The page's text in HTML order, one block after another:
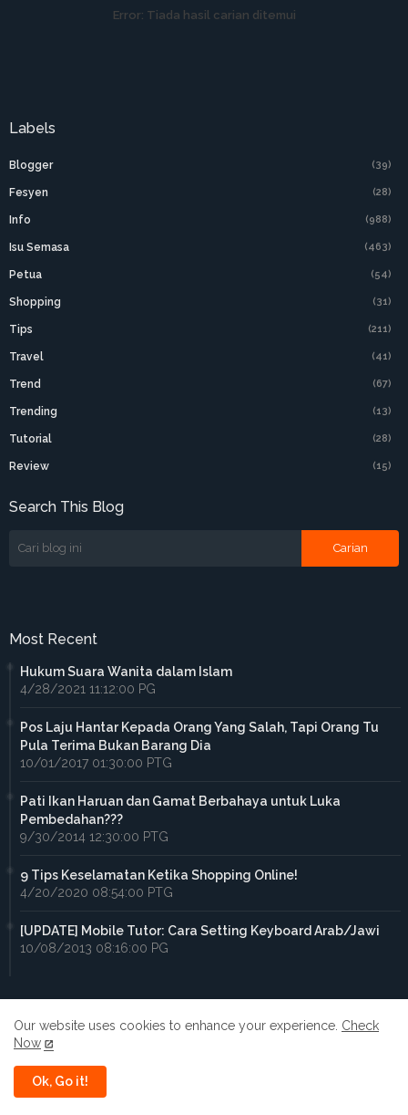
Error: Tiada hasil carian ditemui
Labels
Blogger (39)
Fesyen (28)
Info (988)
Isu Semasa (463)
Petua (54)
Shopping (31)
Tips (211)
Travel (41)
Trend (67)
Trending (13)
Tutorial (28)
Review (15)
Search This Blog
Most Recent
Hukum Suara Wanita dalam Islam
4/28/2021 11:12:00 PG
Pos Laju Hantar Kepada Orang Yang Salah, Tapi Orang Tu
Pula Terima Bukan Barang Dia
10/01/2017 01:30:00 PTG
Pati Ikan Haruan dan Gamat Berbahaya untuk Luka
Pembedahan???
9/30/2014 12:30:00 PTG
9 Tips Keselamatan Ketika Shopping Online!
4/20/2020 08:54:00 PTG
[UPDATE] Mobile Tutor: Cara Setting Keyboard Arab/Jawi
10/08/2013 08:16:00 PG
Our website uses cookies to enhance your experience. Check
Now
Ok, Go it!